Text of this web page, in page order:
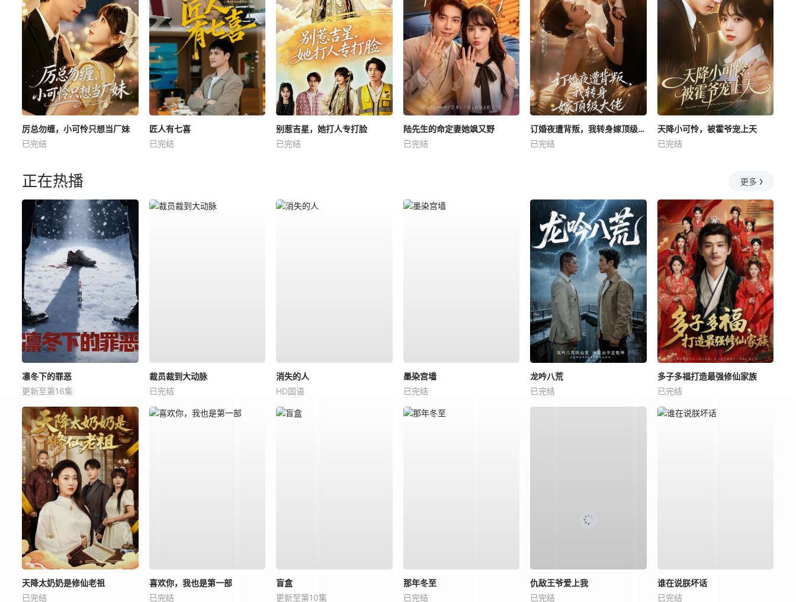
厉总勿缠，小可怜只想当厂妹
已完结
匠人有七喜
已完结
别惹吉星，她打人专打脸
已完结
陆先生的命定妻她飒又野
已完结
订婚夜遭背叛，我转身嫁顶级大佬
已完结
天降小可怜，被霍爷宠上天
已完结
正在热播 更多
凛冬下的罪恶
更新至第16集
裁员裁到大动脉
已完结
消失的人
HD国语
墨染宫墙
已完结
龙吟八荒
已完结
多子多福打造最强修仙家族
已完结
天降太奶奶是修仙老祖
已完结
喜欢你，我也是第一部
已完结
盲盒
更新至第10集
那年冬至
已完结
仇敌王爷爱上我
已完结
谁在说朕坏话
已完结